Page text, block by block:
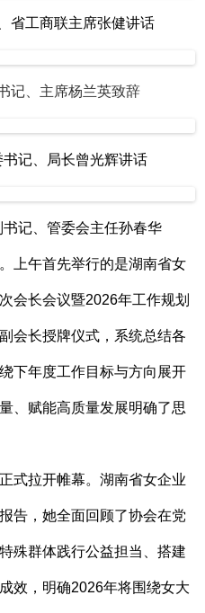
省工商联主席张健讲话
记、主席杨兰英致辞
记、局长曾光辉讲话
记、管委会主任孙春华
上午首先举行的是湖南省女
会长会议暨2026年工作规划
会长授牌仪式，系统总结各
下年度工作目标与方向展开
、赋能高质量发展明确了思
式拉开帷幕。湖南省女企业
告，她全面回顾了协会在党
殊群体践行公益担当、搭建
效，明确2026年将围绕女大